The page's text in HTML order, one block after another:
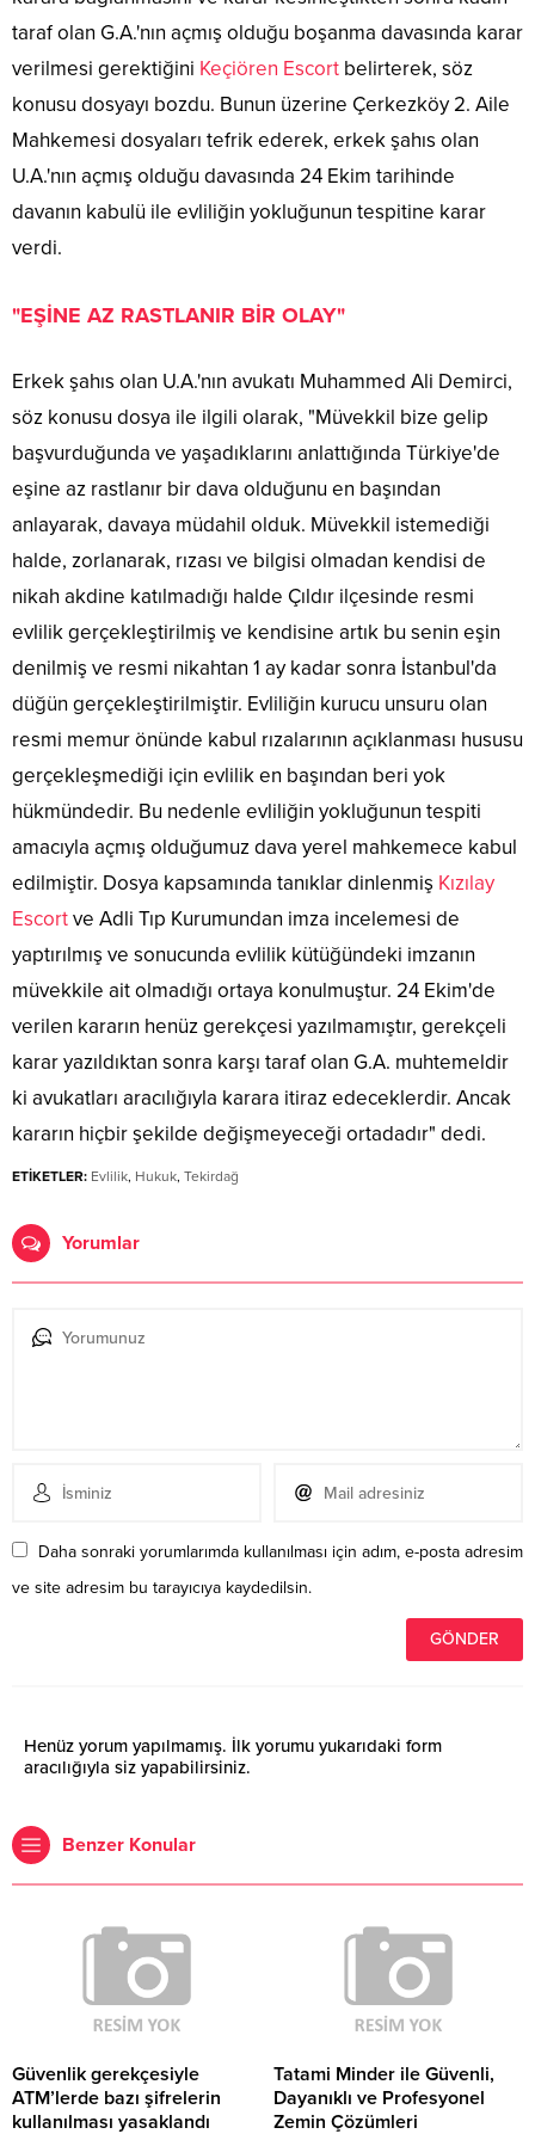
taraf olan G.A.'nın açmış olduğu boşanma davasında karar
verilmesi gerektiğini Keçiören Escort belirterek, söz
konusu dosyayı bozdu. Bunun üzerine Çerkezköy 2. Aile
Mahkemesi dosyaları tefrik ederek, erkek şahıs olan
U.A.'nın açmış olduğu davasında 24 Ekim tarihinde
davanın kabulü ile evliliğin yokluğunun tespitine karar
verdi.
"EŞİNE AZ RASTLANIR BİR OLAY"
Erkek şahıs olan U.A.'nın avukatı Muhammed Ali Demirci,
söz konusu dosya ile ilgili olarak, "Müvekkil bize gelip
başvurduğunda ve yaşadıklarını anlattığında Türkiye'de
eşine az rastlanır bir dava olduğunu en başından
anlayarak, davaya müdahil olduk. Müvekkil istemediği
halde, zorlanarak, rızası ve bilgisi olmadan kendisi de
nikah akdine katılmadığı halde Çıldır ilçesinde resmi
evlilik gerçekleştirilmiş ve kendisine artık bu senin eşin
denilmiş ve resmi nikahtan 1 ay kadar sonra İstanbul'da
düğün gerçekleştirilmiştir. Evliliğin kurucu unsuru olan
resmi memur önünde kabul rızalarının açıklanması hususu
gerçekleşmediği için evlilik en başından beri yok
hükmündedir. Bu nedenle evliliğin yokluğunun tespiti
amacıyla açmış olduğumuz dava yerel mahkemece kabul
edilmiştir. Dosya kapsamında tanıklar dinlenmiş Kızılay
Escortve Adli Tıp Kurumundan imza incelemesi de
yaptırılmış ve sonucunda evlilik kütüğündeki imzanın
müvekkile ait olmadığı ortaya konulmuştur. 24 Ekim'de
verilen kararın henüz gerekçesi yazılmamıştır, gerekçeli
karar yazıldıktan sonra karşı taraf olan G.A. muhtemeldir
ki avukatları aracılığıyla karara itiraz edeceklerdir. Ancak
kararın hiçbir şekilde değişmeyeceği ortadadır" dedi.
ETİKETLER: Evlilik, Hukuk, Tekirdağ
Yorumlar
Daha sonraki yorumlarımda kullanılması için adım, e-posta adresim
ve site adresim bu tarayıcıya kaydedilsin.
Henüz yorum yapılmamış. İlk yorumu yukarıdaki form
aracılığıyla siz yapabilirsiniz.
Benzer Konular
Güvenlik gerekçesiyle
ATM’lerde bazı şifrelerin
kullanılması yasaklandı
Tatami Minder ile Güvenli,
Dayanıklı ve Profesyonel
Zemin Çözümleri